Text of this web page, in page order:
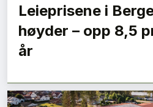
Leieprisene i
høyder – opp 8,5
år